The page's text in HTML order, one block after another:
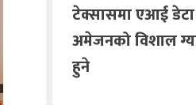
टेक्सासमा एआई
अमेजनको विशाल
हुने